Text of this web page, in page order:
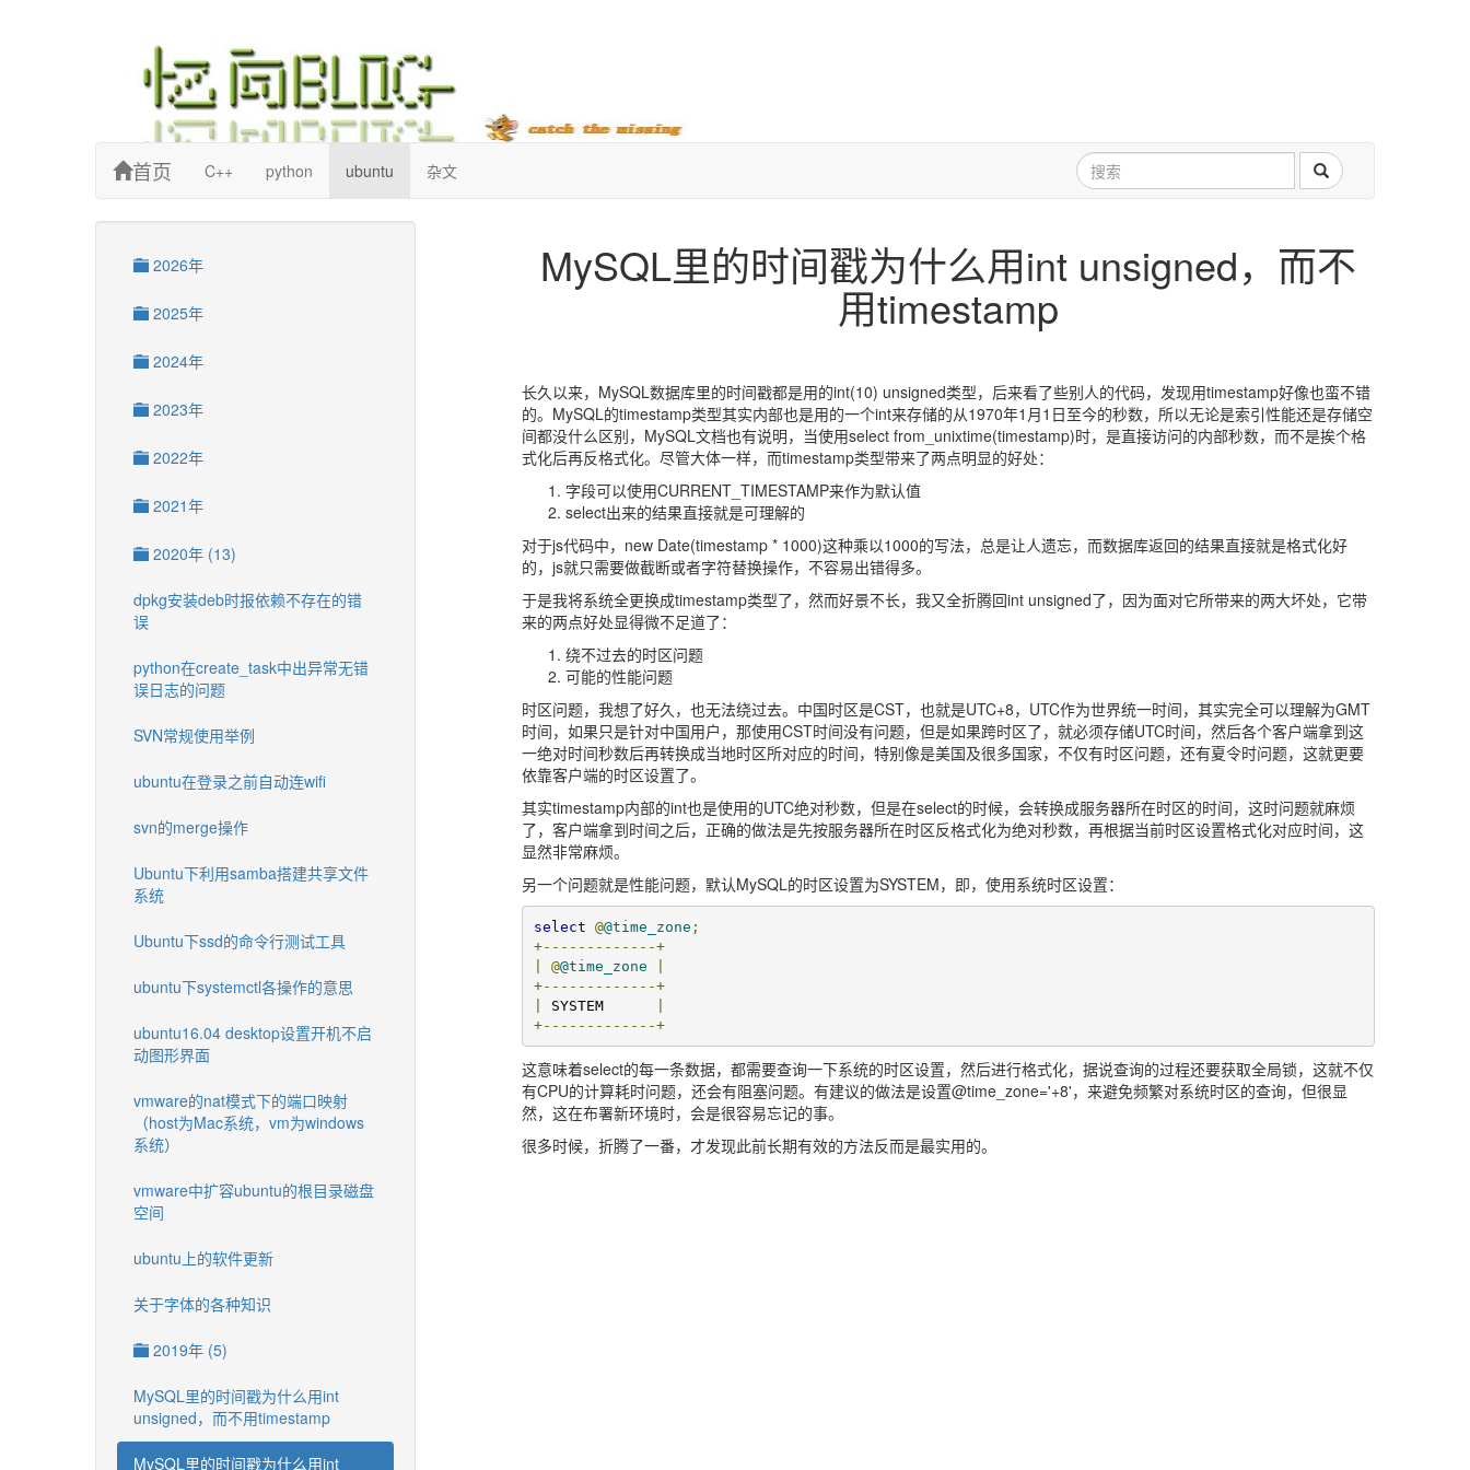
首页 C++ python ubuntu 杂文
2026年
2025年
2024年
2023年
2022年
2021年
2020年 (13)
dpkg安装deb时报依赖不存在的错
误
python在create_task中出异常无错
误日志的问题
SVN常规使用举例
ubuntu在登录之前自动连wifi
svn的merge操作
Ubuntu下利用samba搭建共享文件
系统
Ubuntu下ssd的命令行测试工具
ubuntu下systemctl各操作的意思
ubuntu16.04 desktop设置开机不启
动图形界面
vmware的nat模式下的端口映射
（host为Mac系统，vm为windows
系统）
vmware中扩容ubuntu的根目录磁盘
空间
ubuntu上的软件更新
关于字体的各种知识
2019年 (5)
MySQL里的时间戳为什么用int
unsigned，而不用timestamp
MySQL里的时间戳为什么用int
MySQL里的时间戳为什么用int unsigned，而不
用timestamp
长久以来，MySQL数据库里的时间戳都是用的int(10) unsigned类型，后来看了些别人的代码，发现用timestamp好像也蛮不错
的。MySQL的timestamp类型其实内部也是用的一个int来存储的从1970年1月1日至今的秒数，所以无论是索引性能还是存储空
间都没什么区别，MySQL文档也有说明，当使用select from_unixtime(timestamp)时，是直接访问的内部秒数，而不是挨个格
式化后再反格式化。尽管大体一样，而timestamp类型带来了两点明显的好处：
字段可以使用CURRENT_TIMESTAMP来作为默认值
select出来的结果直接就是可理解的
对于js代码中，new Date(timestamp * 1000)这种乘以1000的写法，总是让人遗忘，而数据库返回的结果直接就是格式化好
的，js就只需要做截断或者字符替换操作，不容易出错得多。
于是我将系统全更换成timestamp类型了，然而好景不长，我又全折腾回int unsigned了，因为面对它所带来的两大坏处，它带
来的两点好处显得微不足道了：
绕不过去的时区问题
可能的性能问题
时区问题，我想了好久，也无法绕过去。中国时区是CST，也就是UTC+8，UTC作为世界统一时间，其实完全可以理解为GMT
时间，如果只是针对中国用户，那使用CST时间没有问题，但是如果跨时区了，就必须存储UTC时间，然后各个客户端拿到这
一绝对时间秒数后再转换成当地时区所对应的时间，特别像是美国及很多国家，不仅有时区问题，还有夏令时问题，这就更要
依靠客户端的时区设置了。
其实timestamp内部的int也是使用的UTC绝对秒数，但是在select的时候，会转换成服务器所在时区的时间，这时问题就麻烦
了，客户端拿到时间之后，正确的做法是先按服务器所在时区反格式化为绝对秒数，再根据当前时区设置格式化对应时间，这
显然非常麻烦。
另一个问题就是性能问题，默认MySQL的时区设置为SYSTEM，即，使用系统时区设置：
select @@time_zone ;
+-------------+
@@time_zone
+-------------+
SYSTEM
+-------------+
这意味着select的每一条数据，都需要查询一下系统的时区设置，然后进行格式化，据说查询的过程还要获取全局锁，这就不仅
有CPU的计算耗时问题，还会有阻塞问题。有建议的做法是设置@time_zone='+8'，来避免频繁对系统时区的查询，但很显
然，这在布署新环境时，会是很容易忘记的事。
很多时候，折腾了一番，才发现此前长期有效的方法反而是最实用的。